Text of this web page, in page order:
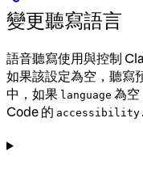
變更聽寫語言
語音聽寫使用與控制
如果該設定為空，聽寫
中，如果 language 為空
Code 的